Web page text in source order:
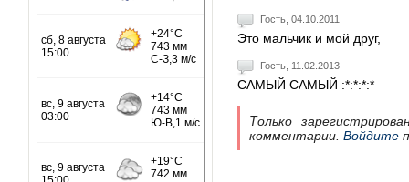
Гость, 04.10.2011
Это мальчик и мой друг,
Гость, 11.02.2013
САМЫЙ САМЫЙ :*:*:*:*
Только
комментарии. Войдите